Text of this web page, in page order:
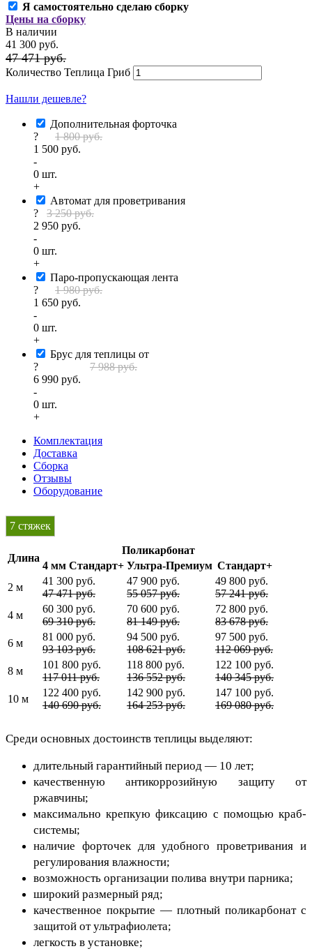
Я самостоятельно сделаю сборку
Цены на сборку
В наличии
41 300 руб.
47 471 руб.
Количество Теплица Гриб
Нашли дешевле?
Дополнительная форточка
?
1 800 руб.
1 500 руб.
-
0 шт.
+
Автомат для проветривания
?
3 250 руб.
2 950 руб.
-
0 шт.
+
Паро-пропускающая лента
?
1 980 руб.
1 650 руб.
-
0 шт.
+
Брус для теплицы от
?
7 988 руб.
6 990 руб.
-
0 шт.
+
Комплектация
Доставка
Сборка
Отзывы
Оборудование
7 стяжек
Длина
Поликарбонат
4 мм Стандарт+ Ультра-Премиум Стандарт+
2 м
41 300 руб.
47 471 руб.
47 900 руб.
55 057 руб.
49 800 руб.
57 241 руб.
4 м
60 300 руб.
69 310 руб.
70 600 руб.
81 149 руб.
72 800 руб.
83 678 руб.
6 м
81 000 руб.
93 103 руб.
94 500 руб.
108 621 руб.
97 500 руб.
112 069 руб.
8 м
101 800 руб.
117 011 руб.
118 800 руб.
136 552 руб.
122 100 руб.
140 345 руб.
10 м
122 400 руб.
140 690 руб.
142 900 руб.
164 253 руб.
147 100 руб.
169 080 руб.
Среди основных достоинств теплицы выделяют:
длительный гарантийный период — 10 лет;
качественную антикоррозийную защиту от
ржавчины;
максимально крепкую фиксацию с помощью краб-
системы;
наличие форточек для удобного проветривания и
регулирования влажности;
возможность организации полива внутри парника;
широкий размерный ряд;
качественное покрытие — плотный поликарбонат с
защитой от ультрафиолета;
легкость в установке;